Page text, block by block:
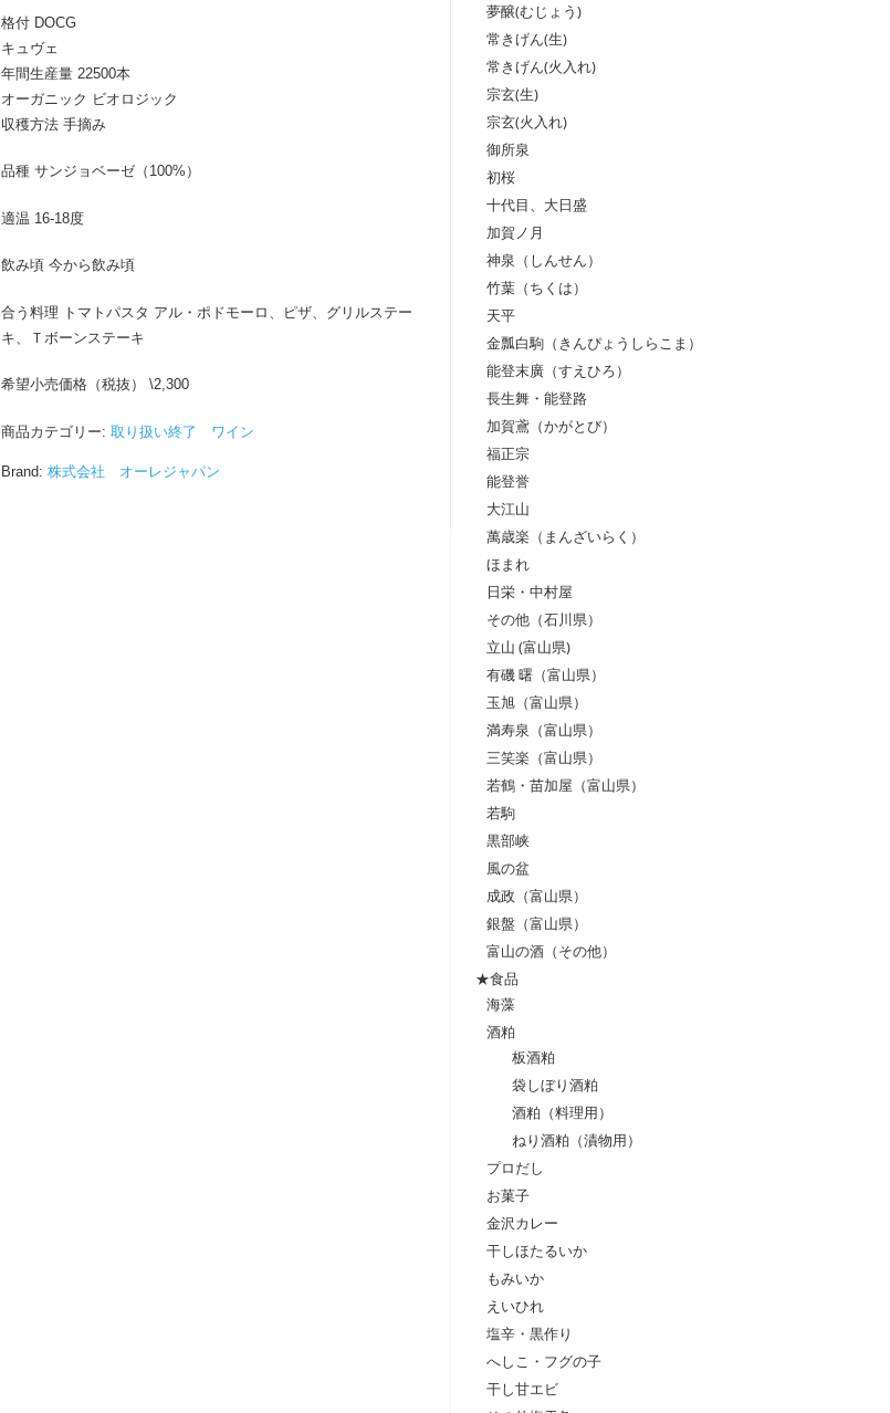
格付 DOCG
キュヴェ
年間生産量 22500本
オーガニック ビオロジック
収穫方法 手摘み
品種 サンジョベーゼ（100%）
適温 16-18度
飲み頃 今から飲み頃
合う料理 トマトパスタ アル・ポドモーロ、ピザ、グリルステー
キ、Ｔボーンステーキ
希望小売価格（税抜） \2,300
商品カテゴリー: 取り扱い終了 ワイン
Brand: 株式会社 オーレジャパン
夢醸(むじょう)
常きげん(生)
常きげん(火入れ)
宗玄(生)
宗玄(火入れ)
御所泉
初桜
十代目、大日盛
加賀ノ月
神泉（しんせん）
竹葉（ちくは）
天平
金瓢白駒（きんぴょうしらこま）
能登末廣（すえひろ）
長生舞・能登路
加賀鳶（かがとび）
福正宗
能登誉
大江山
萬歳楽（まんざいらく）
ほまれ
日栄・中村屋
その他（石川県）
立山 (富山県)
有磯 曙（富山県）
玉旭（富山県）
満寿泉（富山県）
三笑楽（富山県）
若鶴・苗加屋（富山県）
若駒
黒部峡
風の盆
成政（富山県）
銀盤（富山県）
富山の酒（その他）
★食品
海藻
酒粕
板酒粕
袋しぼり酒粕
酒粕（料理用）
ねり酒粕（漬物用）
プロだし
お菓子
金沢カレー
干しほたるいか
もみいか
えいひれ
塩辛・黒作り
へしこ・フグの子
干し甘エビ